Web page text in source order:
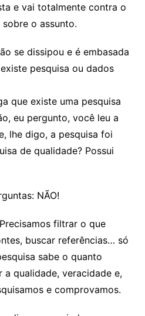
e vai totalmente contra o
o assunto.
se dissipou e é embasada
pesquisa ou dados
que existe uma pesquisa
eu pergunto, você leu a
lhe digo, a pesquisa foi
de qualidade? Possui
NÃO!
filtrar o que
buscar referências… só
sabe o quanto
a qualidade, veracidade e,
e comprovamos.